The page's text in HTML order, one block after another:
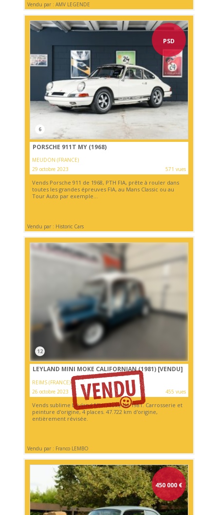
Vendu par : AMV LEGENDE
PSD
6
PORSCHE 911T MY (1968)
MEUDON (FRANCE)
29 octobre 2023
571 vues
Vends Porsche 911 de 1968, PTH FIA, prête à rouler dans
toutes les grandes épreuves FIA, au Mans Classic ou au
Tour Auto par exemple...
Vendu par : Historic Cars
12
LEYLAND MINI MOKE CALIFORNIAN (1981) [VENDU]
REIMS (FRANCE)
26 octobre 2023
455 vues
Vends sublime Leyland Mini Moke de 1981. Carrosserie et
peinture d'origine, 4 places. 47.722 km d'origine,
entièrement révisée.
Vendu par : Franco LEMBO
450 000€